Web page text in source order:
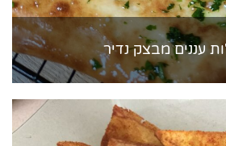
עננים מבצק נדיר